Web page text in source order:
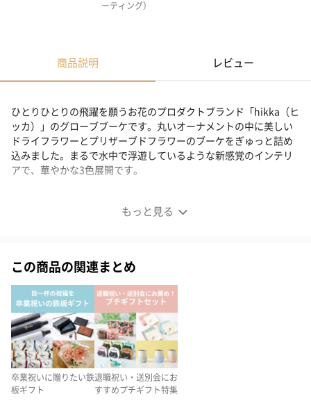
ーティング）
商品説明 レビュー
もっと見る
ひとりひとりの飛躍を願うお花のプロダクトブランド「hikka（ヒ
ッカ）」のグローブブーケです。丸いオーナメントの中に美しい
ドライフラワーとプリザーブドフラワーのブーケをぎゅっと詰め
込みました。まるで水中で浮遊しているような新感覚のインテリ
アで、華やかな3色展開です。
美しいミニブーケが浮かぶ新感覚オーナメント
この商品の関連まとめ
卒業祝いに贈りたい鉄
板ギフト
退職祝い・送別会にお
すすめプチギフト特集